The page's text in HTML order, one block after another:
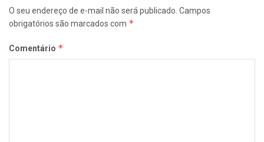
O seu endereço de e-mail não será publicado. Campos
obrigatórios são marcados com *
Comentário *